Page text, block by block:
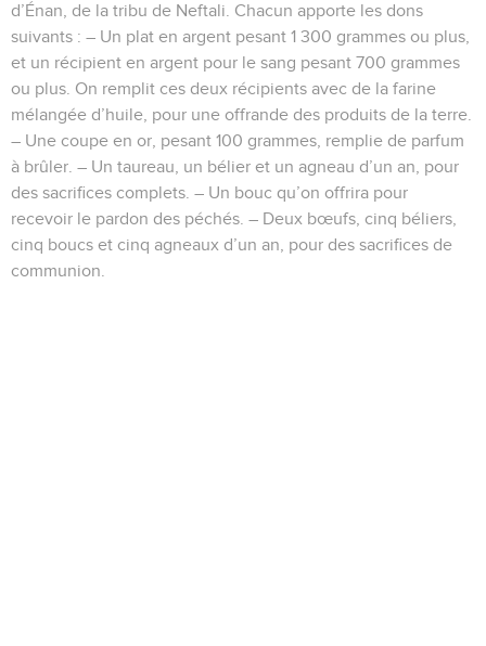
d’Énan, de la tribu de Neftali. Chacun apporte les dons
suivants : – Un plat en argent pesant 1 300 grammes ou plus,
et un récipient en argent pour le sang pesant 700 grammes
ou plus. On remplit ces deux récipients avec de la farine
mélangée d’huile, pour une offrande des produits de la terre.
– Une coupe en or, pesant 100 grammes, remplie de parfum
à brûler. – Un taureau, un bélier et un agneau d’un an, pour
des sacrifices complets. – Un bouc qu’on offrira pour
recevoir le pardon des péchés. – Deux bœufs, cinq béliers,
cinq boucs et cinq agneaux d’un an, pour des sacrifices de
communion.